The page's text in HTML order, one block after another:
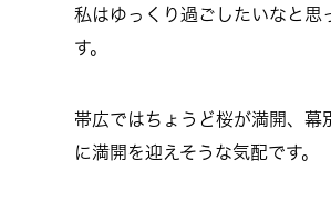
私はゆっくり過ごしたいなと思
す。
帯広ではちょうど桜が満開、幕
に満開を迎えそうな気配です。